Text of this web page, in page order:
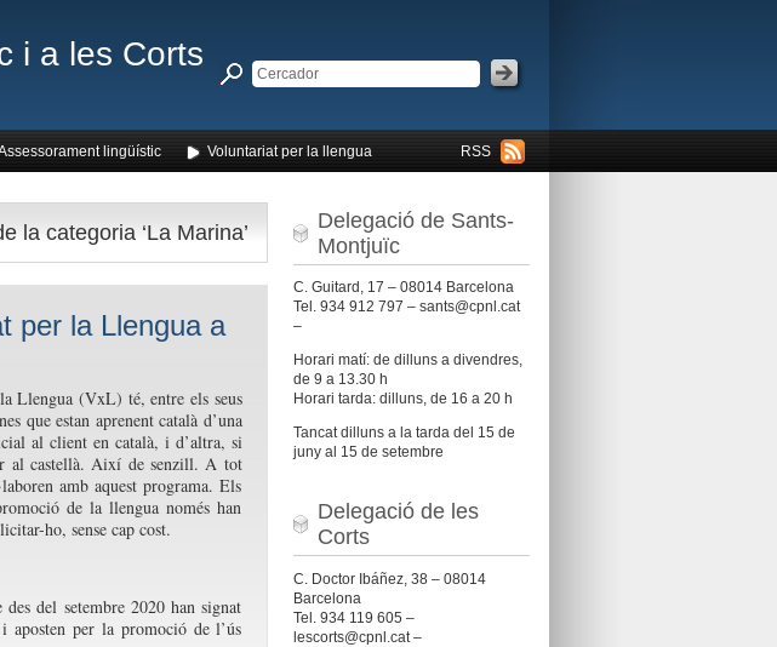
i a les Corts
RSS
lingüístic Voluntariat per la llengua
la categoria ‘La Marina’
per la Llengua a
Llengua (VxL) té, entre els seus
que estan aprenent català d’una
al client en català, i d’altra, si
al castellà. Així de senzill. A tot
amb aquest programa. Els
de la llengua només han
ho, sense cap cost.
del setembre 2020 han signat
aposten per la promoció de l’ús
Delegació de Sants-
Montjuïc
C. Guitard, 17 – 08014 Barcelona
Tel. 934 912 797 – sants@cpnl.cat
–
Horari matí: de dilluns a divendres,
de 9 a 13.30 h
Horari tarda: dilluns, de 16 a 20 h
Tancat dilluns a la tarda del 15 de
juny al 15 de setembre
Delegació de les
Corts
C. Doctor Ibáñez, 38 – 08014
Barcelona
Tel. 934 119 605 –
lescorts@cpnl.cat –